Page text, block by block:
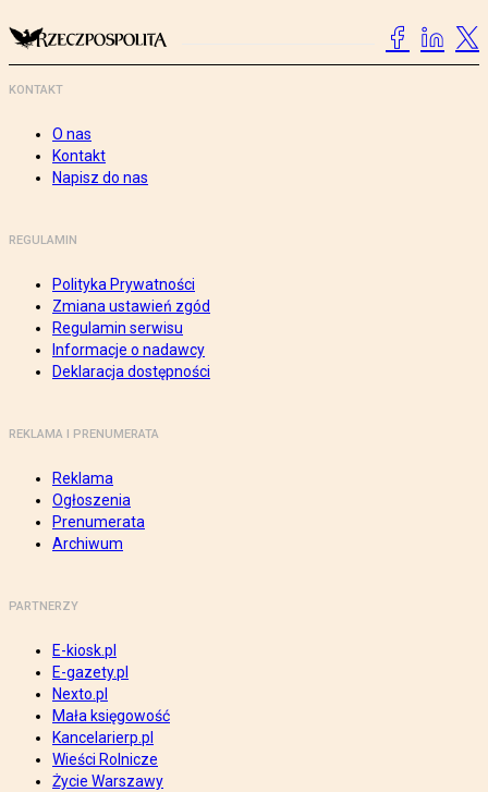
KONTAKT
O nas
Kontakt
Napisz do nas
REGULAMIN
Polityka Prywatności
Zmiana ustawień zgód
Regulamin serwisu
Informacje o nadawcy
Deklaracja dostępności
REKLAMA I PRENUMERATA
Reklama
Ogłoszenia
Prenumerata
Archiwum
PARTNERZY
E-kiosk.pl
E-gazety.pl
Nexto.pl
Mała księgowość
Kancelarierp.pl
Wieści Rolnicze
Życie Warszawy